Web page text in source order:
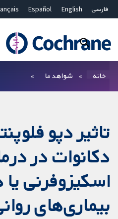
فارسی English
Español
Bahasa Malaysia
ไทย
繁體中文
خانه شواهد ما
تاثیر دپو
دکانوات در
اسکیزوفرنی یا
بیماری‌های